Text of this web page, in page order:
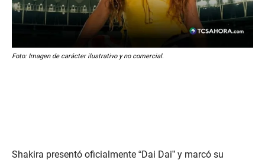
Foto: Imagen de carácter ilustrativo y no comercial.
Shakira presentó oficialmente “Dai Dai” y marcó su